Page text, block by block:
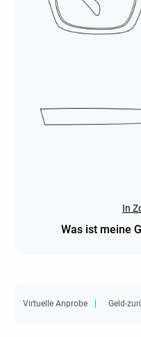
In
Was ist meine
Virtuelle Anprobe Geld-